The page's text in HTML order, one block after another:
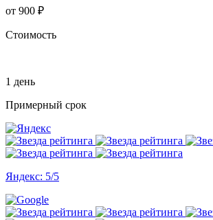
от 900 ₽
Стоимость
1 день
Примерный срок
Яндекс: 5/5